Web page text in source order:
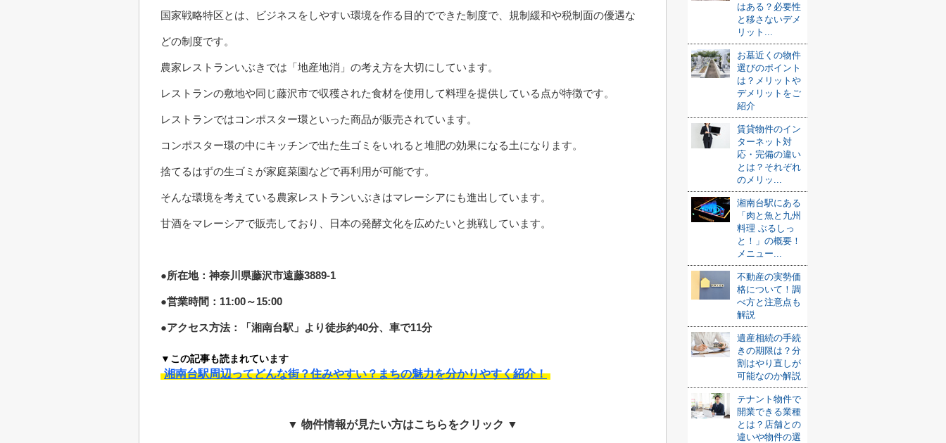
国家戦略特区とは、ビジネスをしやすい環境を作る目的でできた制度で、規制緩和や税制面の優遇な
どの制度です。
農家レストランいぶきでは「地産地消」の考え方を大切にしています。
レストランの敷地や同じ藤沢市で収穫された食材を使用して料理を提供している点が特徴です。
レストランではコンポスター環といった商品が販売されています。
コンポスター環の中にキッチンで出た生ゴミをいれると堆肥の効果になる土になります。
捨てるはずの生ゴミが家庭菜園などで再利用が可能です。
そんな環境を考えている農家レストランいぶきはマレーシアにも進出しています。
甘酒をマレーシアで販売しており、日本の発酵文化を広めたいと挑戦しています。
●所在地：神奈川県藤沢市遠藤3889-1
●営業時間：11:00～15:00
●アクセス方法：「湘南台駅」より徒歩約40分、車で11分
▼この記事も読まれています
湘南台駅周辺ってどんな街？住みやすい？まちの魅力を分かりやすく紹介！
▼ 物件情報が見たい方はこちらをクリック ▼
はある？必要性
と移さないデメ
リット...
お墓近くの物件
選びのポイント
は？メリットや
デメリットをご
紹介
賃貸物件のイン
ターネット対
応・完備の違い
とは？それぞれ
のメリッ...
湘南台駅にある
「肉と魚と九州
料理 ぶるしっ
と！」の概要！
メニュー...
不動産の実勢価
格について！調
べ方と注意点も
解説
遺産相続の手続
きの期限は？分
割はやり直しが
可能なのか解説
テナント物件で
開業できる業種
とは？店舗との
違いや物件の選